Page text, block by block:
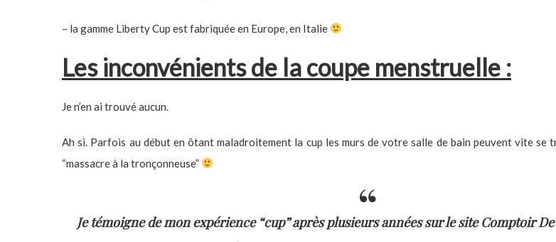
– la gamme Liberty Cup est fabriquée en Europe, en Italie
Les inconvénients de la coupe menstruelle :
Je n’en ai trouvé aucun.
Ah si. Parfois au début en ôtant maladroitement la cup les murs de votre salle de bain peuvent vite se
“massacre à la tronçonneuse”
Je témoigne de mon expérience “cup” après plusieurs années sur le site Comptoir